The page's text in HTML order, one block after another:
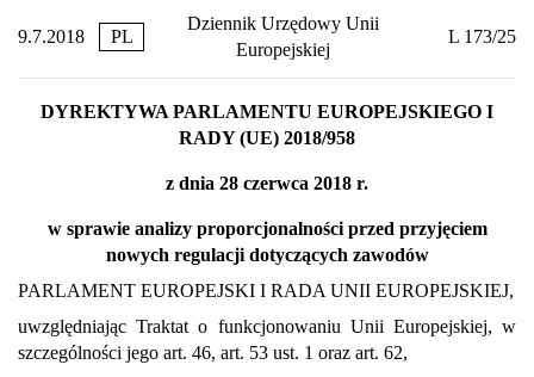
9.7.2018 PL
Dziennik Urzędowy Unii
Europejskiej
L 173/25
DYREKTYWA PARLAMENTU EUROPEJSKIEGO I
RADY (UE) 2018/958
z dnia 28 czerwca 2018 r.
w sprawie analizy proporcjonalności przed przyjęciem
nowych regulacji dotyczących zawodów
PARLAMENT EUROPEJSKI I RADA UNII EUROPEJSKIEJ,
uwzględniając Traktat o funkcjonowaniu Unii Europejskiej, w
szczególności jego art. 46, art. 53 ust. 1 oraz art. 62,